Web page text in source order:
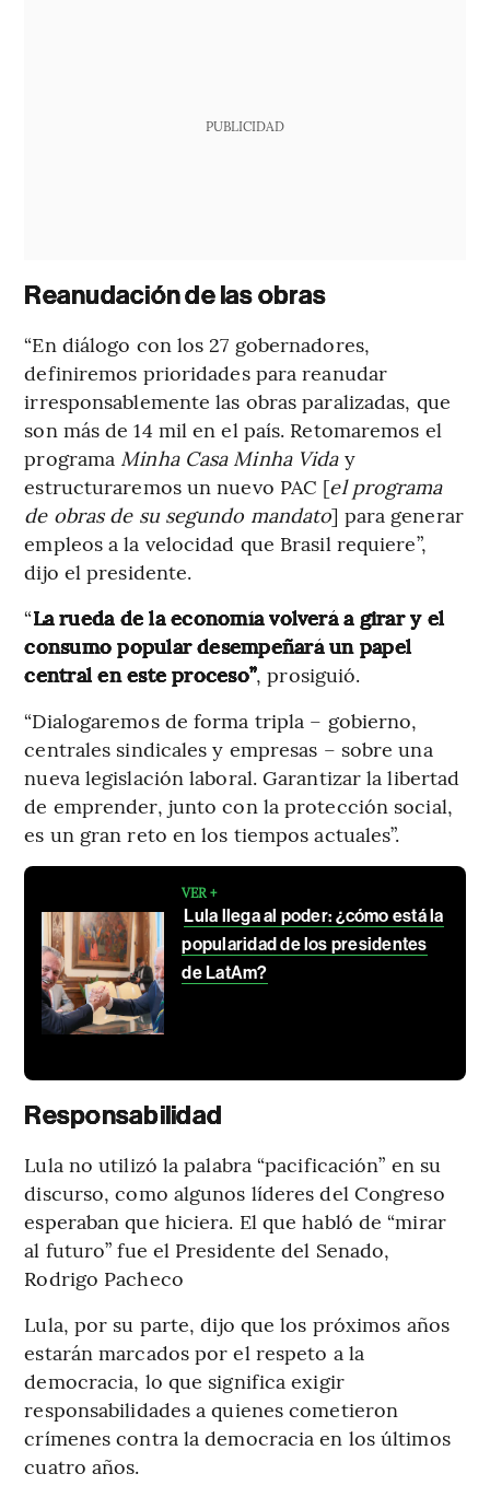
PUBLICIDAD
Reanudación de las obras
“En diálogo con los 27 gobernadores,
definiremos prioridades para reanudar
irresponsablemente las obras paralizadas, que
son más de 14 mil en el país. Retomaremos el
programa Minha Casa Minha Viday
estructuraremos un nuevo PAC [el programa
de obras de su segundo mandato] para generar
empleos a la velocidad que Brasil requiere”,
dijo el presidente.
“La rueda de la economía volverá a girar y el
consumo popular desempeñará un papel
central en este proceso”, prosiguió.
“Dialogaremos de forma tripla – gobierno,
centrales sindicales y empresas – sobre una
nueva legislación laboral. Garantizar la libertad
de emprender, junto con la protección social,
es un gran reto en los tiempos actuales”.
VER +
Lula llega al poder: ¿cómo está la
popularidad de los presidentes
de LatAm?
Responsabilidad
Lula no utilizó la palabra “pacificación” en su
discurso, como algunos líderes del Congreso
esperaban que hiciera. El que habló de “mirar
al futuro” fue el Presidente del Senado,
Rodrigo Pacheco
Lula, por su parte, dijo que los próximos años
estarán marcados por el respeto a la
democracia, lo que significa exigir
responsabilidades a quienes cometieron
crímenes contra la democracia en los últimos
cuatro años.